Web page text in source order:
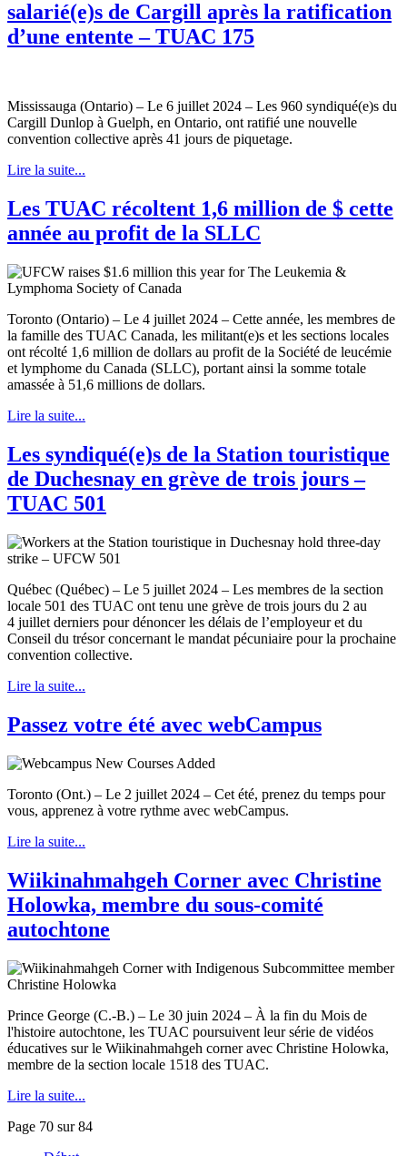
salarié(e)s de Cargill après la ratification
d’une entente – TUAC 175
Mississauga (Ontario) – Le 6 juillet 2024 – Les 960 syndiqué(e)s du
Cargill Dunlop à Guelph, en Ontario, ont ratifié une nouvelle
convention collective après 41 jours de piquetage.
Lire la suite...
Les TUAC récoltent 1,6 million de $ cette
année au profit de la SLLC
Toronto (Ontario) – Le 4 juillet 2024 – Cette année, les membres de
la famille des TUAC Canada, les militant(e)s et les sections locales
ont récolté 1,6 million de dollars au profit de la Société de leucémie
et lymphome du Canada (SLLC), portant ainsi la somme totale
amassée à 51,6 millions de dollars.
Lire la suite...
Les syndiqué(e)s de la Station touristique
de Duchesnay en grève de trois jours –
TUAC 501
Québec (Québec) – Le 5 juillet 2024 – Les membres de la section
locale 501 des TUAC ont tenu une grève de trois jours du 2 au
4 juillet derniers pour dénoncer les délais de l’employeur et du
Conseil du trésor concernant le mandat pécuniaire pour la prochaine
convention collective.
Lire la suite...
Passez votre été avec webCampus
Toronto (Ont.) – Le 2 juillet 2024 – Cet été, prenez du temps pour
vous, apprenez à votre rythme avec webCampus.
Lire la suite...
Wiikinahmahgeh Corner avec Christine
Holowka, membre du sous-comité
autochtone
Prince George (C.-B.) – Le 30 juin 2024 – À la fin du Mois de
l'histoire autochtone, les TUAC poursuivent leur série de vidéos
éducatives sur le Wiikinahmahgeh corner avec Christine Holowka,
membre de la section locale 1518 des TUAC.
Lire la suite...
Page 70 sur 84